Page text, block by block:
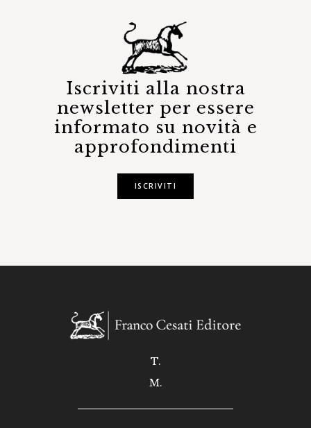
Iscriviti alla nostra
newsletter per essere
informato su novità e
approfondimenti
ISCRIVITI
T.
M.